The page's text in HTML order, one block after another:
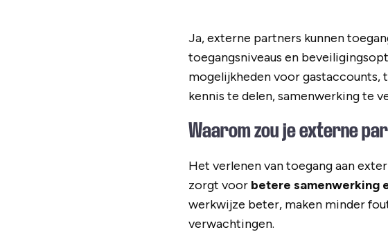
Ja, externe partners kunnen
toegangsniveaus en
mogelijkheden voor
kennis te delen, samenwerking te
Waarom zou je externe
Het verlenen van toegang aan
zorgt voor betere samenwerking
werkwijze beter, maken minder
verwachtingen.